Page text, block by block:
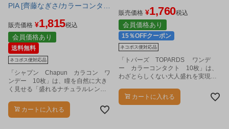
PIA [齊藤なぎさ/カラーコンタク
販売価格 ¥1,815税込
会員価格あり
送料無料
ネコポス便対応品
「シャプン Chapun カラコン ワ
ンデー 10枚」は、瞳を自然に大き
く見せる「盛れるナチュラルレン
カートに入れる
販売価格 ¥1,760税込
会員価格あり
15％OFFクーポン
ネコポス便対応品
「トパーズ TOPARDS ワンデ
ー カラーコンタクト 10枚」は、
わざとらしくない大人盛れを実現す
ウルっとした瞳に魅せる繊細デザイ
ンのカラコンです。
カートに入れる